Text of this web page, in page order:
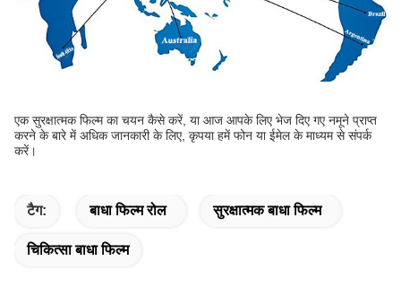
एक सुरक्षात्मक फिल्म का चयन कैसे करें, या आज आपके लिए भेज दिए गए नमूने प्राप्त
करने के बारे में अधिक जानकारी के लिए, कृपया हमें फोन या ईमेल के माध्यम से संपर्क
करें।
टैग: बाधा फिल्म रोल सुरक्षात्मक बाधा फिल्म
चिकित्सा बाधा फिल्म